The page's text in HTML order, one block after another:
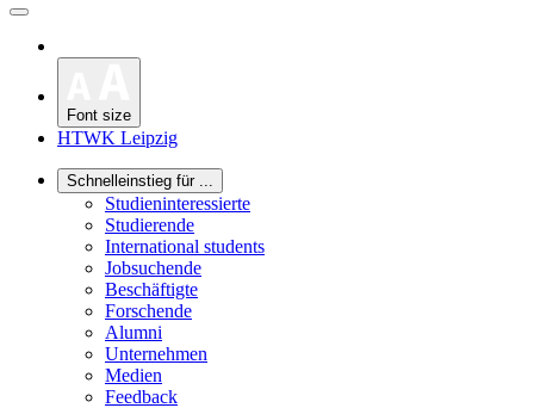
Font size
HTWK Leipzig
Schnelleinstieg für ...
Studieninteressierte
Studierende
International students
Jobsuchende
Beschäftigte
Forschende
Alumni
Unternehmen
Medien
Feedback